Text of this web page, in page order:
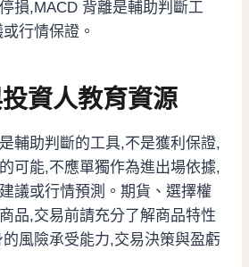
損,MACD 背離是輔助判斷工
行情保證。
資人教育資源
輔助判斷的工具,不是獲利保證,
可能,不應單獨作為進出場依據,
議或行情預測。期貨、選擇權
品,交易前請充分了解商品特性
風險承受能力,交易決策與盈虧